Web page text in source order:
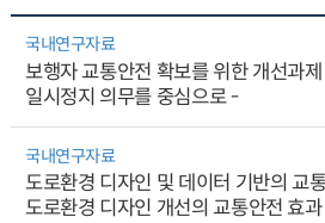
국내연구자료
보행자 교통안전 확보를 위한 개선과
일시정지 의무를 중심으로 -
국내연구자료
도로환경 디자인 및 데이터 기반의 교
도로환경 디자인 개선의 교통안전 효